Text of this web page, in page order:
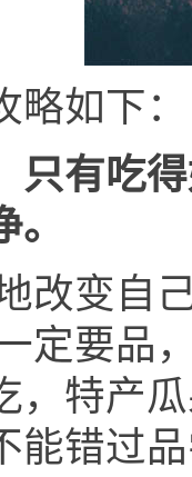
如下：
只有吃
改变自
定要品
，特产
能错过